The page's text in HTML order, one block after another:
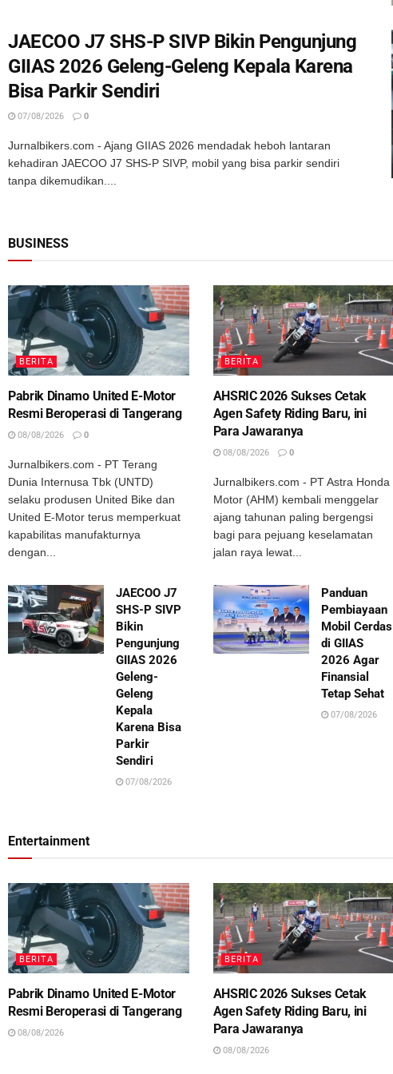
JAECOO J7 SHS-P SIVP Bikin Pengunjung
GIIAS 2026 Geleng-Geleng Kepala Karena
Bisa Parkir Sendiri
07/08/2026 0
Jurnalbikers.com - Ajang GIIAS 2026 mendadak heboh lantaran
kehadiran JAECOO J7 SHS-P SIVP, mobil yang bisa parkir sendiri
tanpa dikemudikan....
BUSINESS
BERITA
Pabrik Dinamo United E-Motor
Resmi Beroperasi di Tangerang
08/08/2026 0
Jurnalbikers.com - PT Terang
Dunia Internusa Tbk (UNTD)
selaku produsen United Bike dan
United E-Motor terus memperkuat
kapabilitas manufakturnya
dengan...
BERITA
AHSRIC 2026 Sukses Cetak
Agen Safety Riding Baru, ini
Para Jawaranya
08/08/2026 0
Jurnalbikers.com - PT Astra Honda
Motor (AHM) kembali menggelar
ajang tahunan paling bergengsi
bagi para pejuang keselamatan
jalan raya lewat...
JAECOO J7
SHS-P SIVP
Bikin
Pengunjung
GIIAS 2026
Geleng-
Geleng
Kepala
Karena Bisa
Parkir
Sendiri
07/08/2026
Panduan
Pembiayaan
Mobil Cerdas
di GIIAS
2026 Agar
Finansial
Tetap Sehat
07/08/2026
Entertainment
BERITA
Pabrik Dinamo United E-Motor
Resmi Beroperasi di Tangerang
08/08/2026
BERITA
AHSRIC 2026 Sukses Cetak
Agen Safety Riding Baru, ini
Para Jawaranya
08/08/2026